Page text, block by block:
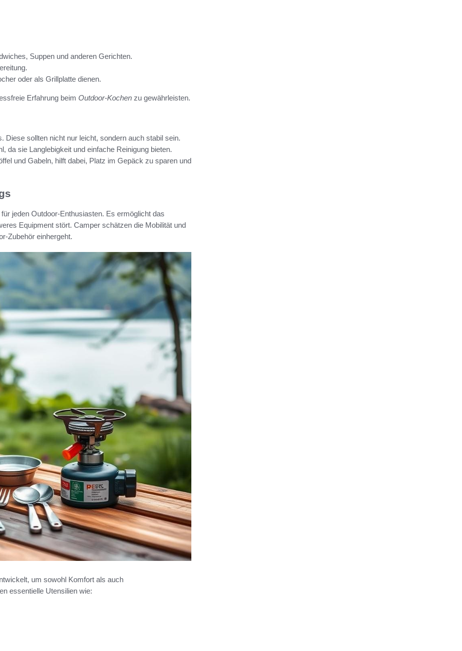
Suppen und anderen Gerichten.
oder als Grillplatte dienen.
Erfahrung beim Outdoor-Kochen zu gewährleisten.
Diese sollten nicht nur leicht, sondern auch stabil sein.
da sie Langlebigkeit und einfache Reinigung bieten.
und Gabeln, hilft dabei, Platz im Gepäck zu sparen und
jeden Outdoor-Enthusiasten. Es ermöglicht das
Equipment stört. Camper schätzen die Mobilität und
Zubehör einhergeht.
um sowohl Komfort als auch
essentielle Utensilien wie: